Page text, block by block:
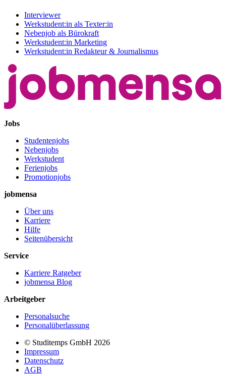
Interviewer
Werkstudent:in als Texter:in
Nebenjob als Bürokraft
Werkstudent:in Marketing
Werkstudent:in Redakteur & Journalismus
Jobs
Studentenjobs
Nebenjobs
Werkstudent
Ferienjobs
Promotionjobs
jobmensa
Über uns
Karriere
Hilfe
Seitenübersicht
Service
Karriere Ratgeber
jobmensa Blog
Arbeitgeber
Personalsuche
Personalüberlassung
© Studitemps GmbH 2026
Impressum
Datenschutz
AGB